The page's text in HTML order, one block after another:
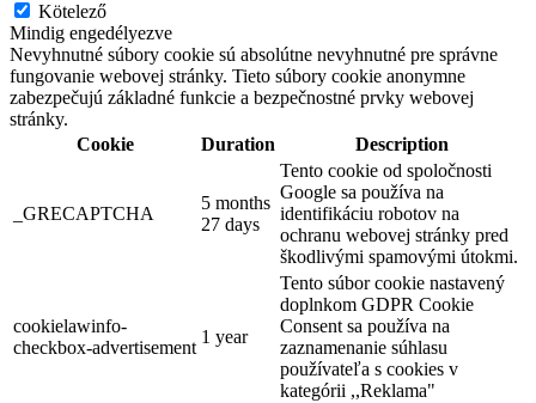
Kötelező
Mindig engedélyezve
Nevyhnutné súbory cookie sú absolútne nevyhnutné pre správne
fungovanie webovej stránky. Tieto súbory cookie anonymne
zabezpečujú základné funkcie a bezpečnostné prvky webovej
stránky.
Cookie
Duration Description
_GRECAPTCHA
5 months
27 days
Tento cookie od spoločnosti
Google sa používa na
identifikáciu robotov na
ochranu webovej stránky pred
škodlivými spamovými útokmi.
cookielawinfo-
checkbox-advertisement
1 year
Tento súbor cookie nastavený
doplnkom GDPR Cookie
Consent sa používa na
zaznamenanie súhlasu
používateľa s cookies v
kategórii ,,Reklama"